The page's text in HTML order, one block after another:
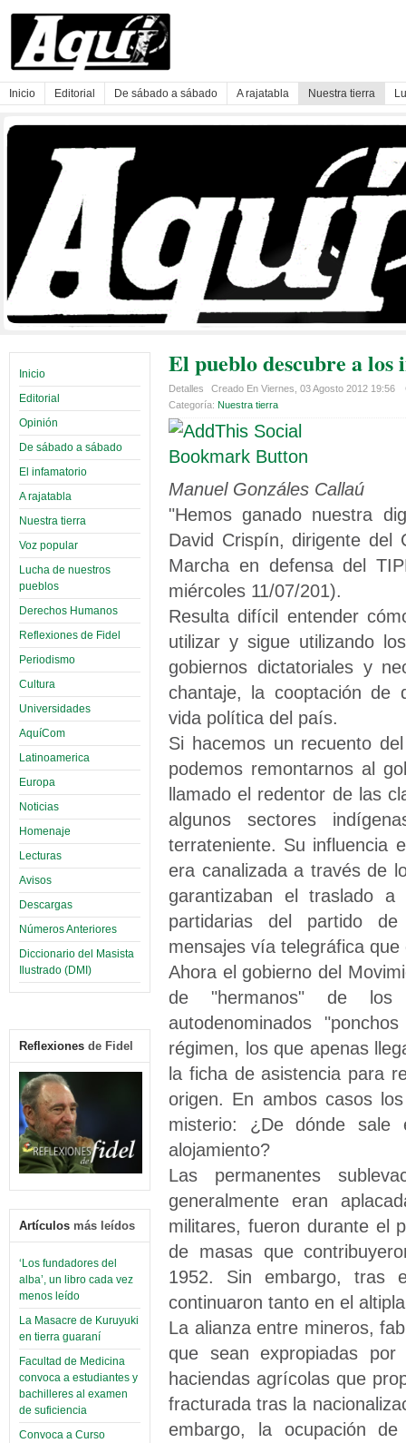
Inicio Editorial De sábado a sábado A rajatabla Nuestra tierra
Inicio
Editorial
Opinión
De sábado a sábado
El infamatorio
A rajatabla
Nuestra tierra
Voz popular
Lucha de nuestros
pueblos
Derechos Humanos
Reflexiones de Fidel
Periodismo
Cultura
Universidades
AquíCom
Latinoamerica
Europa
Noticias
Homenaje
Lecturas
Avisos
Descargas
Números Anteriores
Diccionario del Masista
Ilustrado (DMI)
Reflexiones de Fidel
Artículos más leídos
‘Los fundadores del
alba’, un libro cada vez
menos leído
La Masacre de Kuruyuki
en tierra guaraní
Facultad de Medicina
convoca a estudiantes y
bachilleres al examen
de suficiencia
Convoca a Curso
El pueblo descubre a los
Detalles Creado En Viernes, 03 Agosto 2012 19:56
Categoría: Nuestra tierra
Manuel Gonzáles Callaú
"Hemos ganado nuestra
David Crispín, dirigente del
Marcha en defensa del
miércoles 11/07/201).
Resulta difícil entender
utilizar y sigue utilizando
gobiernos dictatoriales y
chantaje, la cooptación de
vida política del país.
Si hacemos un recuento
podemos remontarnos al
llamado el redentor de las
algunos sectores
terrateniente. Su influencia
era canalizada a través de
garantizaban el traslado
partidarias del partido de
mensajes vía telegráfica
Ahora el gobierno del
de "hermanos" de los
autodenominados
régimen, los que apenas
la ficha de asistencia para
origen. En ambos casos
misterio: ¿De dónde sale
alojamiento?
Las permanentes
generalmente eran
militares, fueron durante el
de masas que
1952. Sin embargo, tras
continuaron tanto en el
La alianza entre mineros,
que sean expropiadas
haciendas agrícolas que
fracturada tras la
embargo, la ocupación